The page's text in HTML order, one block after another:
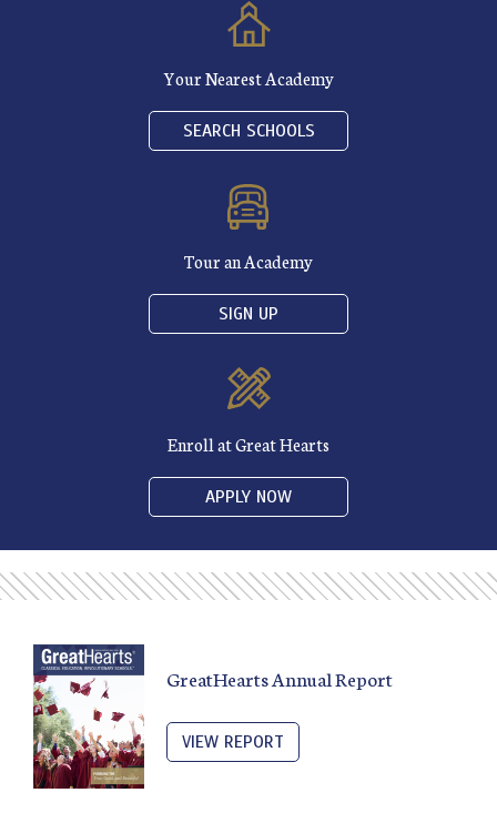
Your Nearest Academy
SEARCH SCHOOLS
Tour an Academy
SIGN UP
Enroll at Great Hearts
APPLY NOW
GreatHearts Annual Report
VIEW REPORT